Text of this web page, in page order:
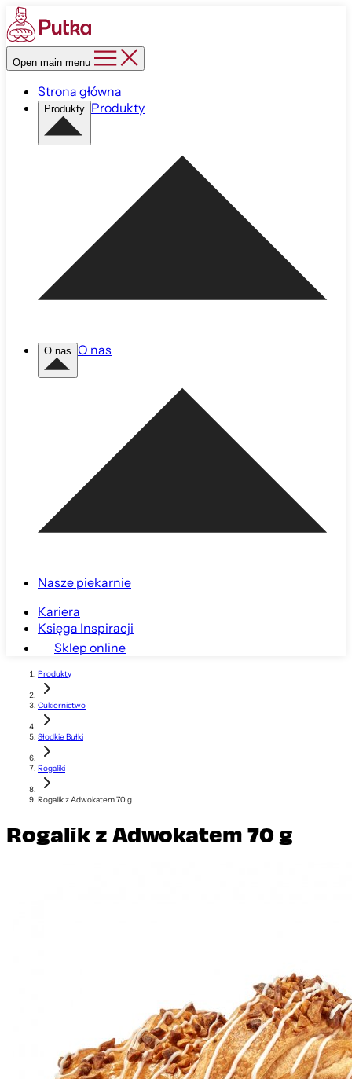
Open main menu
Strona główna
Produkty Produkty
O nas O nas
Nasze piekarnie
Kariera
Księga Inspiracji
Sklep online
Produkty
Cukiernictwo
Słodkie Bułki
Rogaliki
Rogalik z Adwokatem 70 g
Rogalik z Adwokatem 70 g